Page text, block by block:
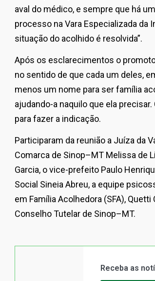
aval do médico, e sempre que há
processo na Vara Especializada da
situação do acolhido é resolvida”.
Após os esclarecimentos o
no sentido de que cada um deles,
menos um nome para ser família
ajudando-a naquilo que ela
para fazer a indicação.
Participaram da reunião a Juíza da
Comarca de Sinop–MT Melissa de
Garcia, o vice-prefeito Paulo
Social Sineia Abreu, a equipe
em Família Acolhedora (SFA),
Conselho Tutelar de Sinop–MT.
Receba as